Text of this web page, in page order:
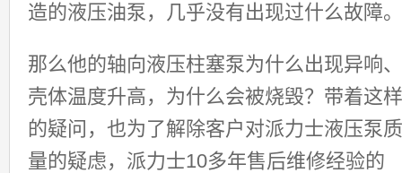
造的液压油泵，几乎没有出现过什么故障。
那么他的轴向液压柱塞泵为什么出现异响、
壳体温度升高，为什么会被烧毁？ 带着这样
的疑问，也为了解除客户对派力士液压泵质
量的疑虑，派力士10多年售后维修经验的